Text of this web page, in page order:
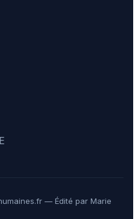
— Édité par Marie